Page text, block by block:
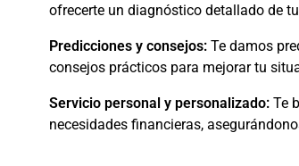
ofrecerte un diagnóstico detallado de
Predicciones y consejos: Te damos
consejos prácticos para mejorar tu
Servicio personal y personalizado: Te
necesidades financieras,